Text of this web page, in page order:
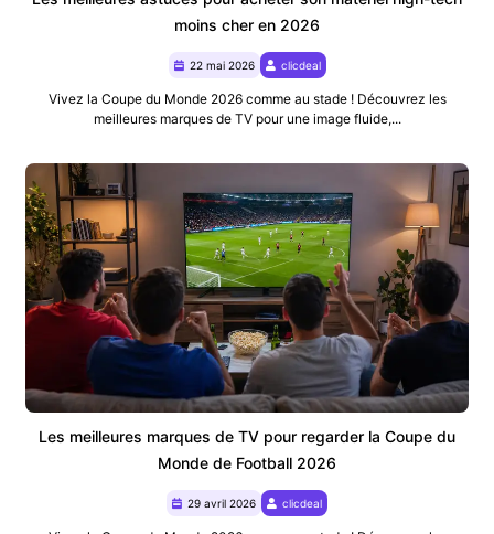
moins cher en 2026
22 mai 2026 clicdeal
Vivez la Coupe du Monde 2026 comme au stade ! Découvrez les
meilleures marques de TV pour une image fluide,...
Les meilleures marques de TV pour regarder la Coupe du
Monde de Football 2026
29 avril 2026 clicdeal